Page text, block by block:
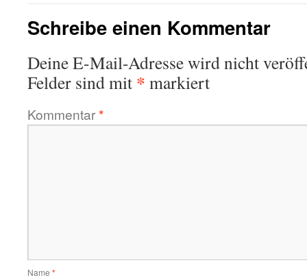
Schreibe einen Kommentar
Deine E-Mail-Adresse wird nicht
Felder sind mit * markiert
Kommentar*
Name *